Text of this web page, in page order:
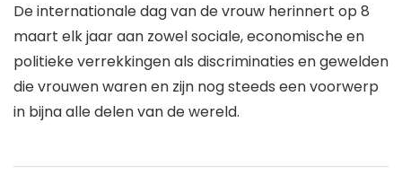
De internationale dag van de vrouw herinnert op 8
maart elk jaar aan zowel sociale, economische en
politieke verrekkingen als discriminaties en gewelden
die vrouwen waren en zijn nog steeds een voorwerp
in bijna alle delen van de wereld.